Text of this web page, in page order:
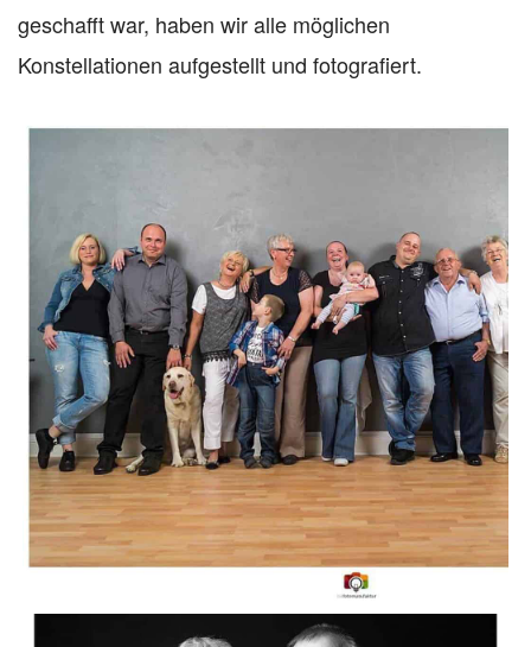
geschafft war, haben wir alle möglichen
Konstellationen aufgestellt und fotografiert.